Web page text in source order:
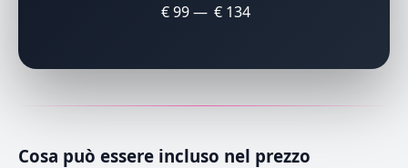
€ 99 — € 134
Cosa può essere incluso nel prezzo